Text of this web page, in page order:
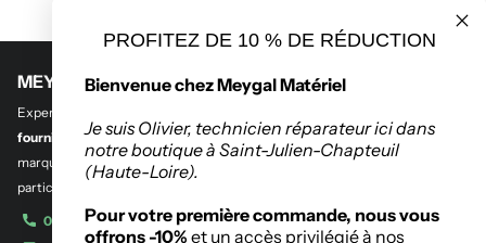
MEYGAL MATERIEL
Experts en
fourniture industrielle.Découvrez notre sélection des plus grandes
marques de l’outillage destinés aux entreprises, administrations et
particuliers.
04 71 08 42 11
PROFITEZ DE 10 % DE RÉDUCTION
Bienvenue chez Meygal Matériel
Je suis Olivier, technicien réparateur ici dans
notre boutique à Saint-Julien-Chapteuil
(Haute-Loire).
Pour votre première commande, nous vous
offrons -10% et un accès privilégié à nos